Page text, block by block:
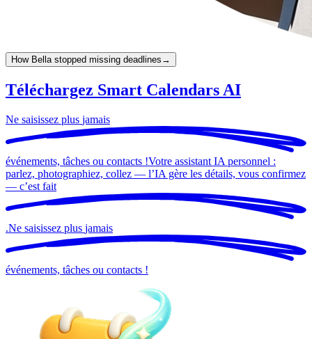
How Bella stopped missing deadlines →
Téléchargez Smart Calendars AI
Ne saisissez plus jamais
événements, tâches ou contacts !Votre assistant IA personnel :
parlez, photographiez, collez — l’IA gère les détails, vous confirmez
— c’est fait
.Ne saisissez plus jamais
événements, tâches ou contacts !